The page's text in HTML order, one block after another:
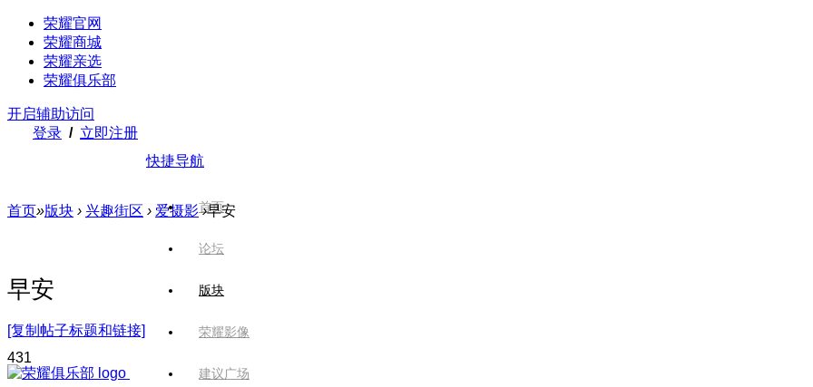
荣耀官网
荣耀商城
荣耀亲选
荣耀俱乐部
开启辅助访问
登录 / 立即注册
快捷导航
首页
论坛
版块
荣耀影像
建议广场
首页»版块 › 兴趣街区 › 爱摄影 ›早安
早安
[复制帖子标题和链接]
431